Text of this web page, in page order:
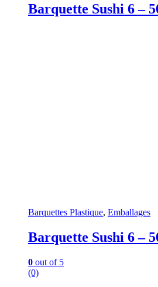
Barquette Sushi 6 –
Barquettes Plastique, Emballages
Barquette Sushi 6 –
0 out of 5
(0)